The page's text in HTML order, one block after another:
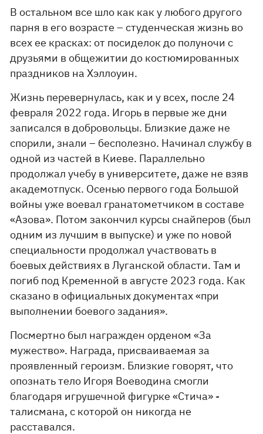
В остальном все шло как как у любого другого
парня в его возрасте – студенческая жизнь во
всех ее красках: от посиделок до полуночи с
друзьями в общежитии до костюмированных
праздников на Хэллоуин.
Жизнь перевернулась, как и у всех, после 24
февраля 2022 года. Игорь в первые же дни
записался в добровольцы. Близкие даже не
спорили, знали – бесполезно. Начинал службу в
одной из частей в Киеве. Параллельно
продолжал учебу в университете, даже не взяв
академотпуск. Осенью первого года Большой
войны уже воевал гранатометчиком в составе
«Азова». Потом закончил курсы снайперов (был
одним из лучшим в выпуске) и уже по новой
специальности продолжал участвовать в
боевых действиях в Луганской области. Там и
погиб под Кременной в августе 2023 года. Как
сказано в официальных документах «при
выполнении боевого задания».
Посмертно был награжден орденом «За
мужество». Награда, присваиваемая за
проявленный героизм. Близкие говорят, что
опознать тело Игоря Воеводина смогли
благодаря игрушечной фигурке «Стича» -
талисмана, с которой он никогда не
расставался.